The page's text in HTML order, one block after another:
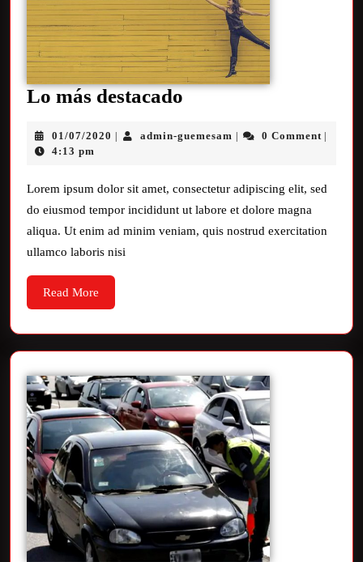
Lo más destacado
01/07/2020 admin-guemesam 0 Comment
4:13 pm
Lorem ipsum dolor sit amet, consectetur adipiscing elit, sed
do eiusmod tempor incididunt ut labore et dolore magna
aliqua. Ut enim ad minim veniam, quis nostrud exercitation
ullamco laboris nisi
Read More